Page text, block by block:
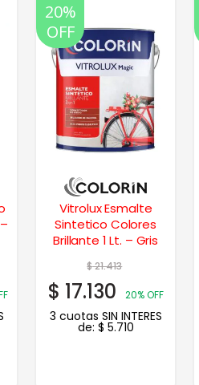
20%
OFF
Vitrolux Esmalte
Sintetico Colores
Brillante 1 Lt. – Gris
$21.413
$ 17.130 20% OFF
3 cuotas SIN INTERES
de: $ 5.710